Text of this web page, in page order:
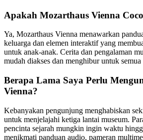
Apakah Mozarthaus Vienna
Ya, Mozarthaus Vienna menawarkan
keluarga dan elemen interaktif yang
untuk anak-anak. Cerita dan pengalaman
mudah diakses dan menghibur untuk semua
Berapa Lama Saya Perlu
Vienna?
Kebanyakan pengunjung menghabiskan
untuk menjelajahi ketiga lantai museum.
pencinta sejarah mungkin ingin waktu
menikmati panduan audio, pameran